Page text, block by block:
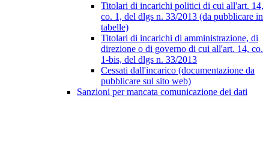
Titolari di incarichi politici di cui all'art. 14,
co. 1, del dlgs n. 33/2013 (da pubblicare in
tabelle)
Titolari di incarichi di amministrazione, di
direzione o di governo di cui all'art. 14, co.
1-bis, del dlgs n. 33/2013
Cessati dall'incarico (documentazione da
pubblicare sul sito web)
Sanzioni per mancata comunicazione dei dati